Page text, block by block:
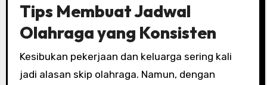
Tips Membuat Jadwal
Olahraga yang Konsisten
Kesibukan pekerjaan dan keluarga sering kali
jadi alasan skip olahraga. Namun, dengan